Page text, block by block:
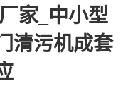
家_中小型
清污机成套